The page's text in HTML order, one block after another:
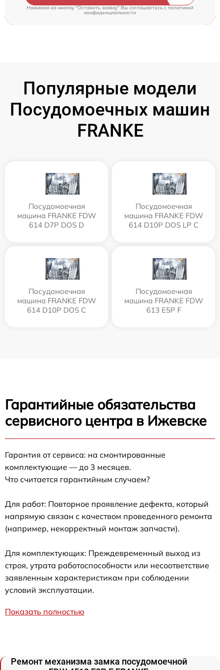
Нажимая на кнопку "Оставить заявку" Вы соглашаетесь cполитикой
конфиденциальности
Популярные модели
Посудомоечных машин
FRANKE
Посудомоечная
машина FRANKE FDW
614 D7P DOS D
Посудомоечная
машина FRANKE FDW
614 D10P DOS LP C
Посудомоечная
машина FRANKE FDW
614 D10P DOS C
Посудомоечная
машина FRANKE FDW
613 E5P F
Гарантийные обязательства
сервисного центра в Ижевске
Гарантия от сервиса: на смонтированные
комплектующие — до 3 месяцев.
Что считается гарантийным случаем?
Для работ: Повторное проявление дефекта, который
напрямую связан с качеством проведенного ремонта
(например, некорректный монтаж запчасти).
Для комплектующих: Преждевременный выход из
строя, утрата работоспособности или несоответствие
заявленным характеристикам при соблюдении
условий эксплуатации.
Показать полностью
Ремонт механизма замка посудомоечной